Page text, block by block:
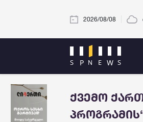
2026/08/08
ქვემო